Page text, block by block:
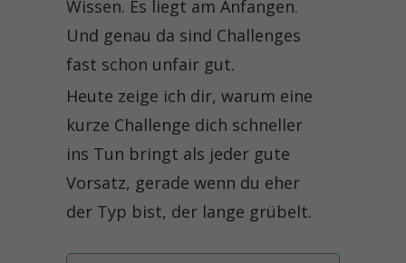
Wissen. Es liegt am Anfangen.
Und genau da sind Challenges
fast schon unfair gut.
Heute zeige ich dir, warum eine
kurze Challenge dich schneller
ins Tun bringt als jeder gute
Vorsatz, gerade wenn du eher
der Typ bist, der lange grübelt.